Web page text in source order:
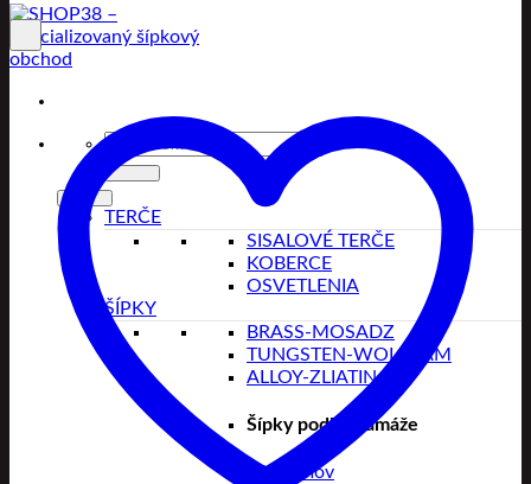
Hľadať:
TERČE
SISALOVÉ TERČE
KOBERCE
OSVETLENIA
ŠÍPKY
BRASS-MOSADZ
TUNGSTEN-WOLFRAM
ALLOY-ZLIATINA
Šípky podľa gramáže
18 gramov